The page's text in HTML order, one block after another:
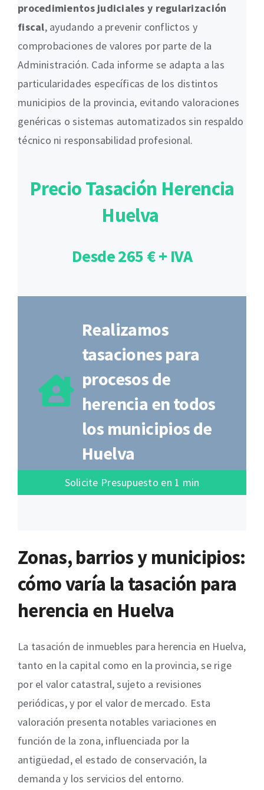
procedimientos judiciales y regularización
fiscal, ayudando a prevenir conflictos y
comprobaciones de valores por parte de la
Administración. Cada informe se adapta a las
particularidades específicas de los distintos
municipios de la provincia, evitando valoraciones
genéricas o sistemas automatizados sin respaldo
técnico ni responsabilidad profesional.
Precio Tasación Herencia
Huelva
Desde 265 € + IVA
Realizamos
tasaciones para
procesos de
herencia en todos
los municipios de
Huelva
Solicite Presupuesto en 1 min
Zonas, barrios y municipios:
cómo varía la tasación para
herencia en Huelva
La tasación de inmuebles para herencia en Huelva,
tanto en la capital como en la provincia, se rige
por el valor catastral, sujeto a revisiones
periódicas, y por el valor de mercado. Esta
valoración presenta notables variaciones en
función de la zona, influenciada por la
antigüedad, el estado de conservación, la
demanda y los servicios del entorno.